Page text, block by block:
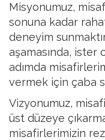
Misyonumuz,
sonuna kadar
deneyim
aşamasında, ister
adımda
vermek için çaba
Vizyonumuz,
üst düzeye
misafirlerimizin